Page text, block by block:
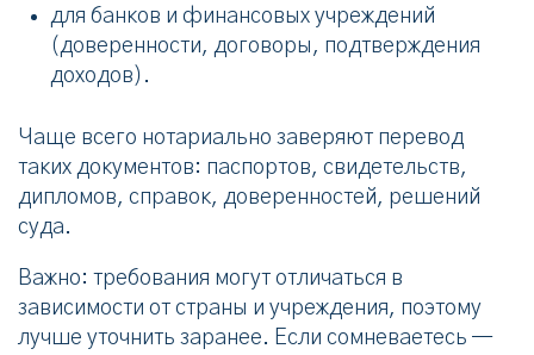
для банков и финансовых учреждений
(доверенности, договоры, подтверждения
доходов).
Чаще всего нотариально заверяют перевод
таких документов: паспортов, свидетельств,
дипломов, справок, доверенностей, решений
суда.
Важно: требования могут отличаться в
зависимости от страны и учреждения, поэтому
лучше уточнить заранее. Если сомневаетесь —